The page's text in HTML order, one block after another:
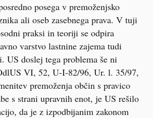
posega v premoženjsko
ali oseb zasebnega prava. V tuji
praksi in teoriji se odpira
varstvo lastnine zajema tudi
US doslej tega problema še ni
VI, 52, U-I-82/96, Ur. l. 35/97,
premoženja občin s pravico
s strani upravnih enot, je US rešilo
da je z izpodbijanim zakonom